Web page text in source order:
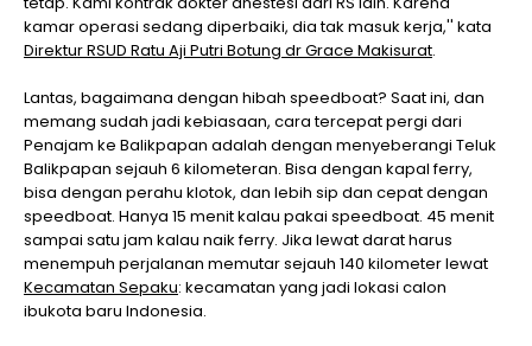
kamar operasi sedang diperbaiki, dia tak masuk kerja,'' kata
Direktur RSUD Ratu Aji Putri Botung dr Grace Makisurat.
Lantas, bagaimana dengan hibah speedboat? Saat ini, dan
memang sudah jadi kebiasaan, cara tercepat pergi dari
Penajam ke Balikpapan adalah dengan menyeberangi Teluk
Balikpapan sejauh 6 kilometeran. Bisa dengan kapal ferry,
bisa dengan perahu klotok, dan lebih sip dan cepat dengan
speedboat. Hanya 15 menit kalau pakai speedboat. 45 menit
sampai satu jam kalau naik ferry. Jika lewat darat harus
menempuh perjalanan memutar sejauh 140 kilometer lewat
Kecamatan Sepaku: kecamatan yang jadi lokasi calon
ibukota baru Indonesia.